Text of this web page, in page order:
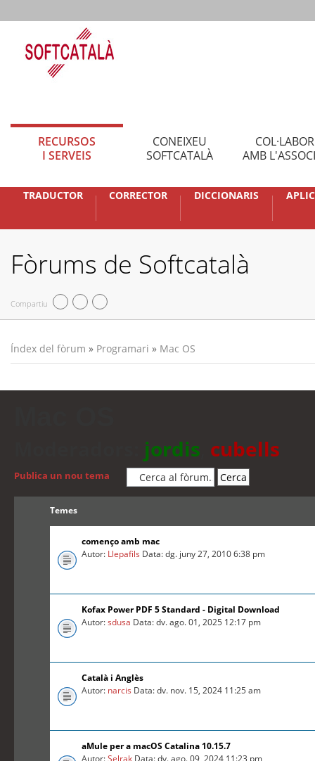
RECURSOS
I SERVEIS
CONEIXEU
SOFTCATALÀ
AMB
TRADUCTOR CORRECTOR DICCIONARIS
Fòrums de Softcatalà
Compartiu
Índex del fòrum » Programari » Mac OS
jordis cubells
Publica un nou tema
Temes
començo amb mac
Autor: Llepafils Data: dg. juny 27, 2010 6:38 pm
Kofax Power PDF 5 Standard - Digital Download
Autor:sdusa Data: dv. ago. 01, 2025 12:17 pm
Català i Anglès
Autor: narcis Data: dv. nov. 15, 2024 11:25 am
aMule per a macOS Catalina 10.15.7
Autor:Selrak Data: dv. ago. 09, 2024 11:23 pm